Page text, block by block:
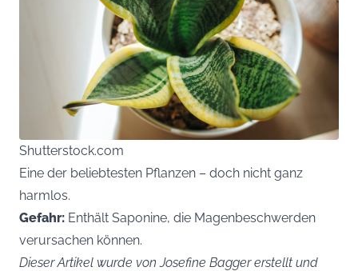
Shutterstock.com
Eine der beliebtesten Pflanzen – doch nicht ganz
harmlos.
Gefahr: Enthält Saponine, die Magenbeschwerden
verursachen können.
Dieser Artikel wurde von Josefine Bagger erstellt und